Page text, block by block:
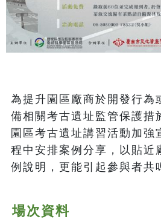
為提升園區廠商於開發行為
備相關考古遺址監管保護措
園區考古遺址講習活動加強
程中安排案例分享，以貼近
例說明，更能引起參與者共
場次資料